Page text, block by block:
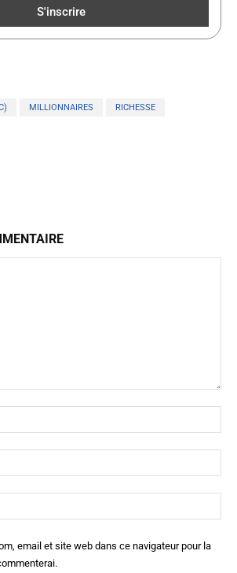
MILLIONNAIRES RICHESSE
:*
:*
:
email et site web dans ce navigateur pour la